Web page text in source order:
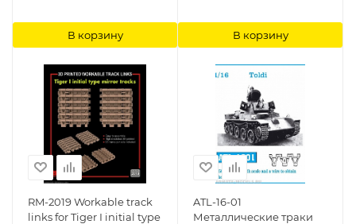
В корзину В корзину
RM-2019 Workable track
links for Tiger I initial type
ATL-16-01
Металлические траки